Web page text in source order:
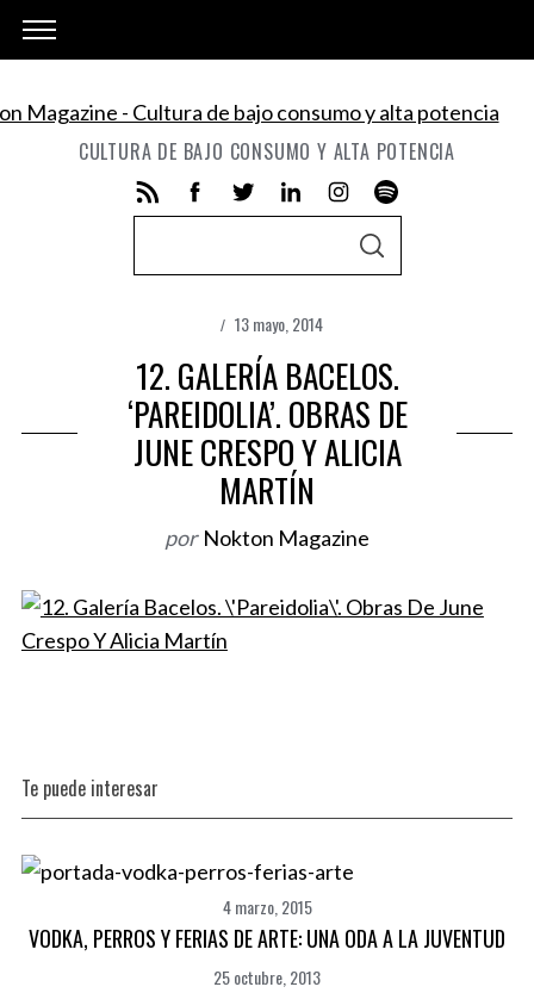
CULTURA DE BAJO CONSUMO Y ALTA POTENCIA
c
h
f
o
S
13 mayo, 2014
12. GALERÍA BACELOS.
‘PAREIDOLIA’. OBRAS DE
JUNE CRESPO Y ALICIA
MARTÍN
por Nokton Magazine
Te puede interesar
4 marzo, 2015
VODKA, PERROS Y FERIAS DE ARTE: UNA ODA A LA JUVENTUD
25 octubre, 2013